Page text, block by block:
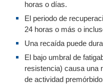
horas o días.
El periodo de
24 horas o más o
Una recaída puede
El bajo umbral de
resistencia) causa una
de actividad